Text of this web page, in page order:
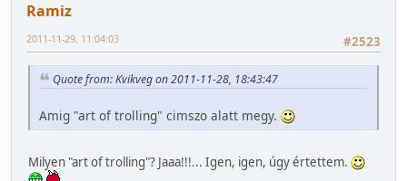
Ramiz
#2523
2011-11-29, 11:04:03
Quote from: Kvikveg on 2011-11-28, 18:43:47
Amig "art of trolling" cimszo alatt megy.
Milyen "art of trolling"? Jaaa!!!... Igen, igen, úgy értettem.